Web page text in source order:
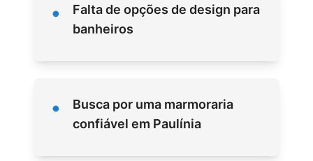
•
Falta de opções de design para
banheiros
•
Busca por uma marmoraria
confiável em Paulínia